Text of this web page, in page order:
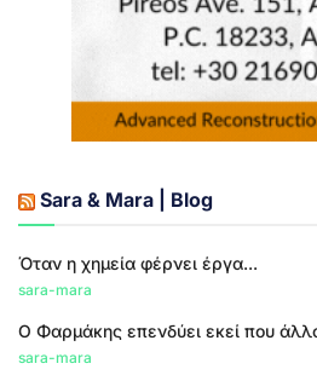
Sara & Mara | Blog
Όταν η χημεία φέρνει έργα...
sara-mara
Ο Φαρμάκης επενδύει εκεί που
sara-mara